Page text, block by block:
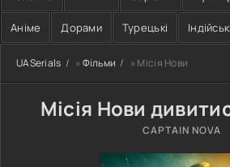
Аніме Дорами Турецькі Індійські
UASerials » Фільми » Місія Нови
Місія Нови
CAPTAIN NOVA